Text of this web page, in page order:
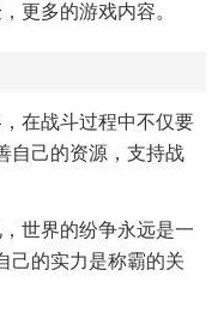
更多的游戏内容。
在战斗过程中不仅要
自己的资源，支持战
世界的纷争永远是一
己的实力是称霸的关